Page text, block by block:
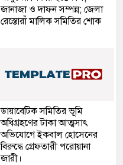
জানাজা ও দাফন সম্পন্ন; জেলা
রেস্তোরাঁ মালিক সমিতির শোক
ডায়াবেটিক সমিতির ভূমি
অধিগ্রহণের টাকা আত্মসাৎ
অভিযোগে ইকবাল হোসেনের
বিরুদ্ধে গ্রেফতারী পরোয়ানা
জারী।